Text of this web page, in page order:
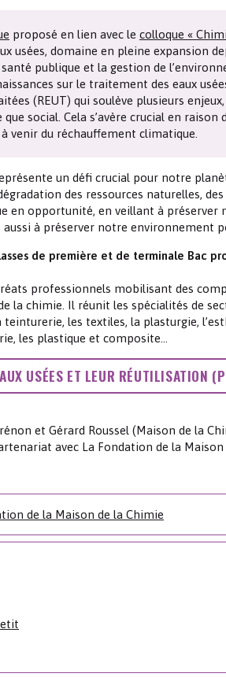
proposé en lien avec le colloque «
usées, domaine en pleine expansion
publique et la gestion de
sur le traitement des eaux
(REUT) qui soulève plusieurs
social. Cela s’avère crucial en
à venir du réchauffement climatique.
un défi crucial pour notre
des ressources naturelles,
opportunité, en veillant à préserver
aussi à préserver notre environnement
de première et de terminale Bac
professionnels mobilisant des
la chimie. Il réunit les spécialités de
les textiles, la plasturgie,
les plastique et composite…
USÉES ET LEUR RÉUTILISATION
et Gérard Roussel (Maison de la
avec La Fondation de la
de la Maison de la Chimie
Réactions en un clin d’oeil
Fiches métiers